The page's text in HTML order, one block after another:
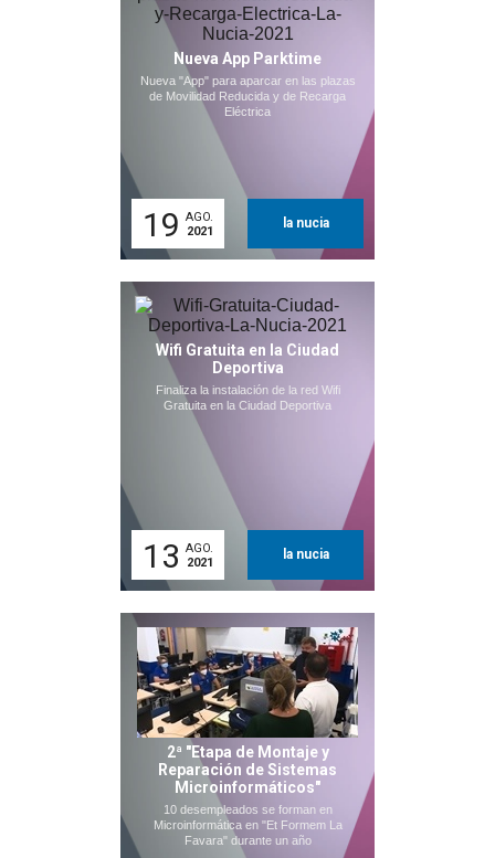
Nueva App Parktime
Nueva "App" para aparcar en las plazas
de Movilidad Reducida y de Recarga
Eléctrica
19 AGO.
2021
la nucia
Wifi Gratuita en la Ciudad
Deportiva
Finaliza la instalación de la red Wifi
Gratuita en la Ciudad Deportiva
13 AGO.
2021
la nucia
2ª "Etapa de Montaje y
Reparación de Sistemas
Microinformáticos"
10 desempleados se forman en
Microinformática en "Et Formem La
Favara" durante un año